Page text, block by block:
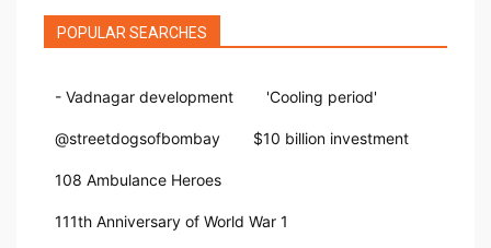
POPULAR SEARCHES
- Vadnagar development 'Cooling period'
@streetdogsofbombay $10 billion investment
108 Ambulance Heroes
111th Anniversary of World War 1